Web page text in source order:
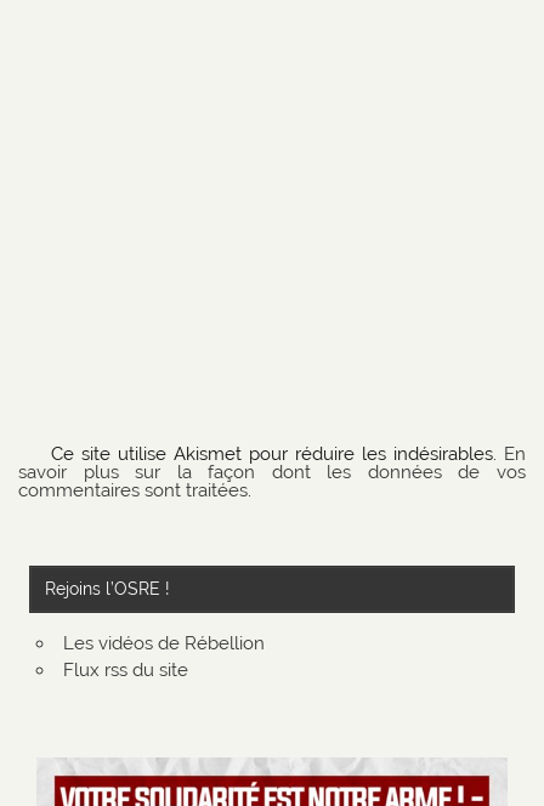
Ce site utilise Akismet pour réduire les indésirables. En
savoir plus sur la façon dont les données de vos
commentaires sont traitées.
Rejoins l’OSRE !
Les vidéos de Rébellion
Flux rss du site